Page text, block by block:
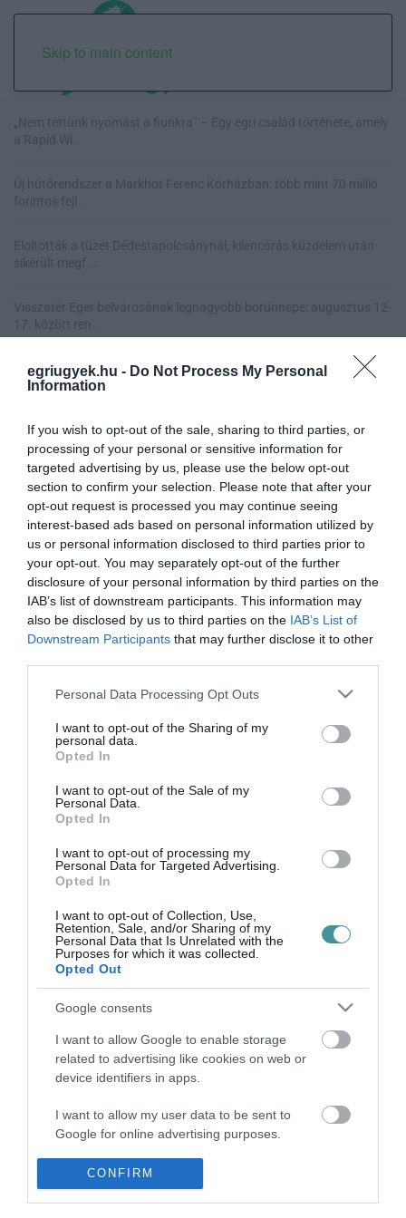
egriugyek.hu - Do Not Process My Personal
Information
If you wish to opt-out of the sale, sharing to third parties, or
processing of your personal or sensitive information for
targeted advertising by us, please use the below opt-out
section to confirm your selection. Please note that after your
opt-out request is processed you may continue seeing
interest-based ads based on personal information utilized by
us or personal information disclosed to third parties prior to
your opt-out. You may separately opt-out of the further
disclosure of your personal information by third parties on the
IAB’s list of downstream participants. This information may
also be disclosed by us to third parties on the IAB’s List of
Downstream Participants that may further disclose it to other
Please note that this website/app uses one or more Google
not limited to your visit or usage behaviour. You may click to
grant or deny consent to Google and its third-party tags to
use your data for below specified purposes in below Google
consent section.
Personal Data Processing Opt Outs
I want to opt-out of the Sharing of my
personal data.
Opted In
I want to opt-out of the Sale of my
Personal Data.
Opted In
I want to opt-out of processing my
Personal Data for Targeted Advertising.
Opted In
I want to opt-out of Collection, Use,
Retention, Sale, and/or Sharing of my
Personal Data that Is Unrelated with the
Purposes for which it was collected.
Opted Out
Google consents
I want to allow Google to enable storage
related to advertising like cookies on web or
device identifiers in apps.
I want to allow my user data to be sent to
Google for online advertising purposes.
I want to allow Google to send me
personalized advertising.
CONFIRM
Skip to main content
„Nem tettünk nyomást a fiunkra” – Egy egri család története, amely
a Rapid Wi...
Új hűtőrendszer a Markhot Ferenc Kórházban: több mint 70 millió
forintos fejl...
Eloltották a tüzet Dédestapolcsánynál, kilencórás küzdelem után
sikerült megf...
Visszatér Eger belvárosának legnagyobb borünnepe: augusztus 12-
17. között ren...
örökbefogadás
MOSTANTÓL EGYEDÜLÁLLÓKÉNT ÖRÖKBE FOGADNI CSAK NOVÁK
KATALIN ENGEDÉLYÉVEL LEHET
2021. február 28|Mindenki ügye
Megjelent az örökbefogadással összefüggő eljárásrendet
módosító kormányrendelet a Magyar Közlönyben. Ez alapján az
egyedülállók már a gyakorlatban is csak külön miniszteri
engedéllyel fogadhatnak ö...
ALFÖLDI RÓBERT: MÉLYEN HÍVŐ, IGAZI KERESZTÉNY, MAGYAR
Megjelent a Magyar Közlönyben az örökbefogadással összefüggő
eljárásrendet módosító kormányrendelet. Ennek alapján az
egyedülállók csak külön miniszteri engedéllyel fogadhatnak
örökbe gyereket, az ...
SIKERREL ZÁRULT AZ EGRI SZÍNHÁZ ÁLTAL TÁMOGATOTT
ÖRÖKBEFOGADÁSI KAMPÁNY
2022. február 12
Ahogy korábban beszámoltunk róla, az Állatokat Védjük Együtt
Alapítvány kampányt indított a menhelyen élő állatok
csatlakozott. A társulat régi...
KERESZTEK ÖRÖKBEFOGADÁSÁRA INDÍT ORSZÁGOS
KEZDEMÉNYEZÉST A KDNP
2022. november 14|Mindenki ügye
Fogadj örökbe egy keresztet! címmel országos kezdeményezést
indít a Kereszténydemokrata Néppárt (KDNP) a települések
közterületein, utak mentén álló keresztek megmentésére,
felújítására és állag...